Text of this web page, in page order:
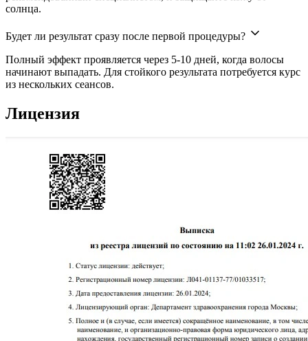
солнца.
Будет ли результат сразу после первой процедуры?
Полный эффект проявляется через 5-10 дней, когда волосы
начинают выпадать. Для стойкого результата потребуется курс
из нескольких сеансов.
Лицензия